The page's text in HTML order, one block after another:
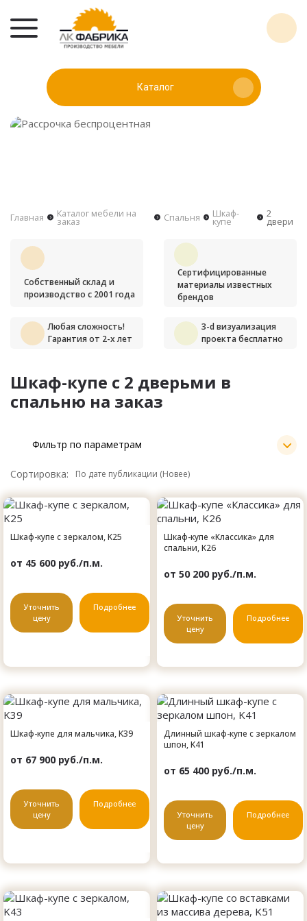
Каталог
Главная Каталог мебели на
заказ Спальня Шкаф-
купе
2
двери
Собственный склад и
производство с 2001 года
Сертифицированные
материалы известных
брендов
Любая сложность!
Гарантия от 2-х лет
3-d визуализация
проекта бесплатно
Шкаф-купе с 2 дверьми в
спальню на заказ
Фильтр по параметрам
Сортировка:
Шкаф-купе с зеркалом, K25
от 45 600 руб./п.м.
Уточнить
цену
Подробнее
Шкаф-купе «Классика» для
спальни, K26
от 50 200 руб./п.м.
Уточнить
цену
Подробнее
Шкаф-купе для мальчика, K39
от 67 900 руб./п.м.
Уточнить
цену
Подробнее
Длинный шкаф-купе с зеркалом
шпон, K41
от 65 400 руб./п.м.
Уточнить
цену
Подробнее